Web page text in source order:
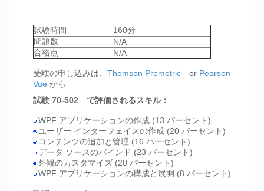
試験時間
160分
問題数
N/A
合格点
N/A
受験の申し込みは、 Thomson Prometric or Pearson
Vue から
試験 70-502 で評価されるスキル：
WPF アプリケーションの作成 (13 パーセント)
ユーザー インターフェイスの作成 (20 パーセント)
コンテンツの追加と管理 (16 パーセント)
データ ソースのバインド (23 パーセント)
外観のカスタマイズ (20 パーセント)
WPF アプリケーションの構成と展開 (8 パーセント)